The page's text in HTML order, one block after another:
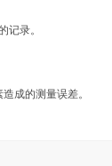
记录。
成的测量误差。